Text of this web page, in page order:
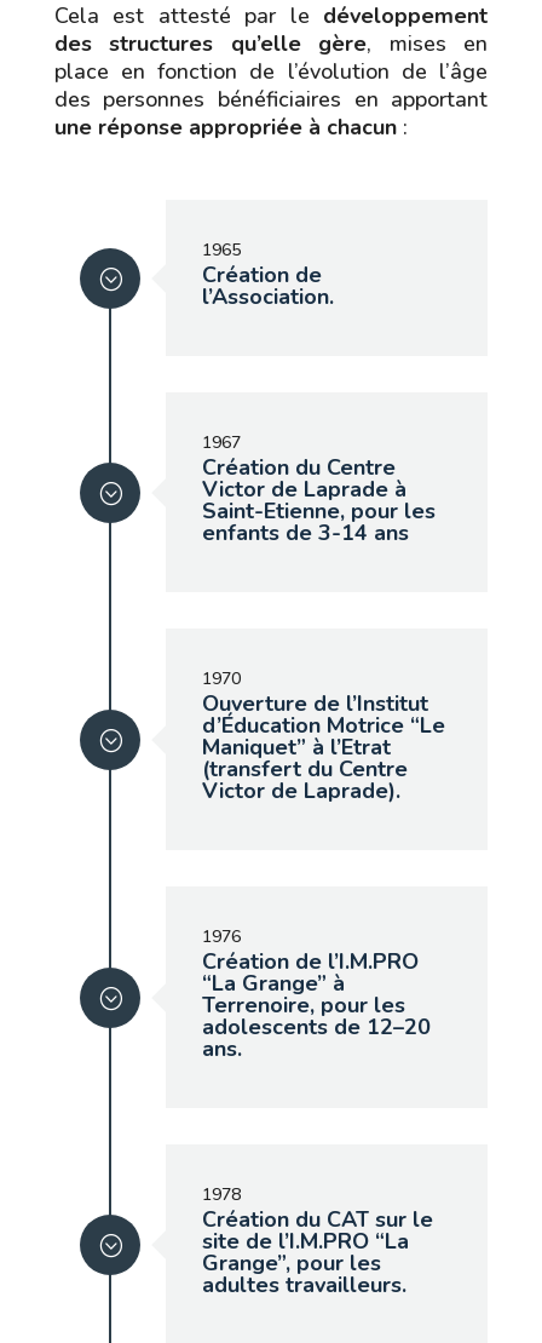
Cela est attesté par le développement
des structures qu’elle gère, mises en
place en fonction de l’évolution de l’âge
des personnes bénéficiaires en apportant
une réponse appropriée à chacun:
1965
Création de
l’Association.
1967
Création du Centre
Victor de Laprade à
Saint-Etienne, pour les
enfants de 3-14 ans
1970
Ouverture de l’Institut
d’Éducation Motrice “Le
Maniquet” à l’Etrat
(transfert du Centre
Victor de Laprade).
1976
Création de l’I.M.PRO
“La Grange” à
Terrenoire, pour les
adolescents de 12–20
ans.
1978
Création du CAT sur le
site de l’I.M.PRO “La
Grange”, pour les
adultes travailleurs.